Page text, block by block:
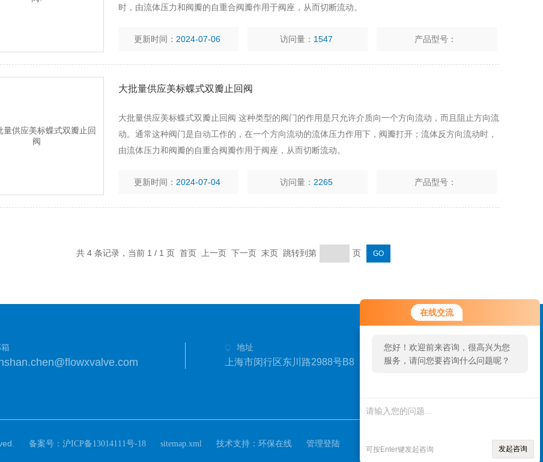
在线交流
您好！欢迎前来咨询，很高兴为您
服务，请问您要咨询什么问题呢？
可按Enter键发起咨询 发起咨询
时，由流体压力和阀瓣的自重合阀瓣作用于阀座，从而切断流动。
更新时间： 2024-07-06 访问量： 1547 产品型号：
大批量供应美标蝶式双瓣止回阀
大批量供应美标蝶式双瓣止回阀 这种类型的阀门的作用是只允许介质向一个方向流动，而且阻止方向流
动。通常这种阀门是自动工作的，在一个方向流动的流体压力作用下，阀瓣打开；流体反方向流动时，
由流体压力和阀瓣的自重合阀瓣作用于阀座，从而切断流动。
更新时间： 2024-07-04 访问量： 2265 产品型号：
共 4 条记录，当前 1 / 1 页 首页 上一页 下一页 末页 跳转到第 页
地址
上海市闵行区东川路2988号B8
备案号： 沪ICP备13014111号-18 sitemap.xml 技术支持： 环保在线 管理登陆